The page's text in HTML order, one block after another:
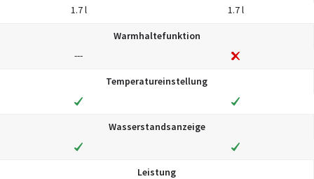
1.7 l
1.7 l
Warmhaltefunktion
---
Temperatureinstellung
Wasserstandsanzeige
Leistung